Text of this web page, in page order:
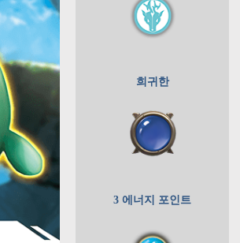
희귀한
3 에너지 포인트